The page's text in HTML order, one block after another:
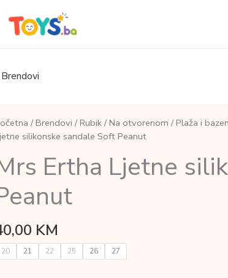
Brendovi
/ Brendovi / Rubik/ Na otvorenom / Plaža i bazen
silikonske sandale Soft Peanut
Ertha Ljetne
KM
20 21 22 25 26 27